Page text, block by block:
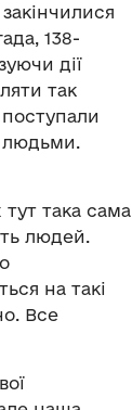
138-
дії
так
людьми.
тут така сама
людей.
на такі
Все